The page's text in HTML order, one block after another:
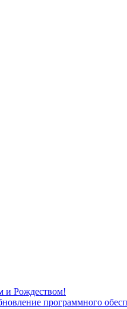
и Рождеством!
программного